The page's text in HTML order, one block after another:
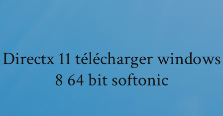
Directx 11 télécharger windows
8 64 bit softonic